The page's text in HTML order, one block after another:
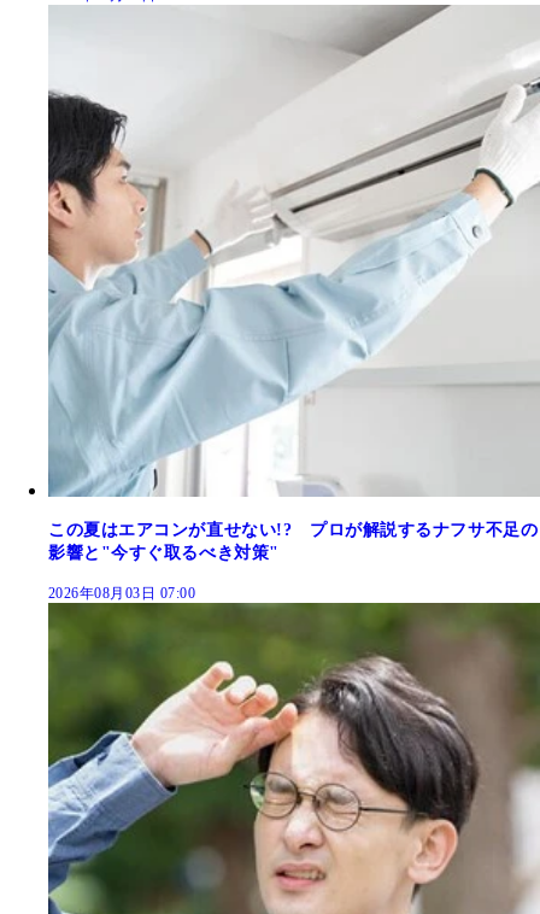
この夏はエアコンが直せない!? プロが解説するナフサ不足の
影響と"今すぐ取るべき対策"
2026年08月03日 07:00